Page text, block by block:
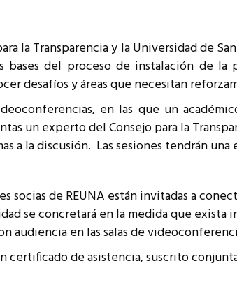
Técnicos
a REUNA
la Transparencia y la Universidad de
del proceso de instalación de
desafíos y áreas que necesitan
en las que un
un experto del Consejo para la
a la discusión. Las sesiones tendrán una
socias de REUNA están invitadas a
se concretará en la medida que exista
audiencia en las salas de
de asistencia, suscrito